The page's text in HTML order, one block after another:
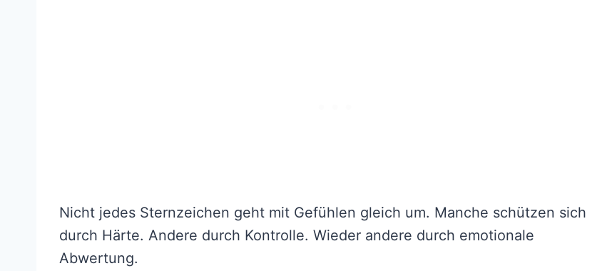
Nicht jedes Sternzeichen geht mit Gefühlen gleich um. Manche schützen sich
durch Härte. Andere durch Kontrolle. Wieder andere durch emotionale
Abwertung.